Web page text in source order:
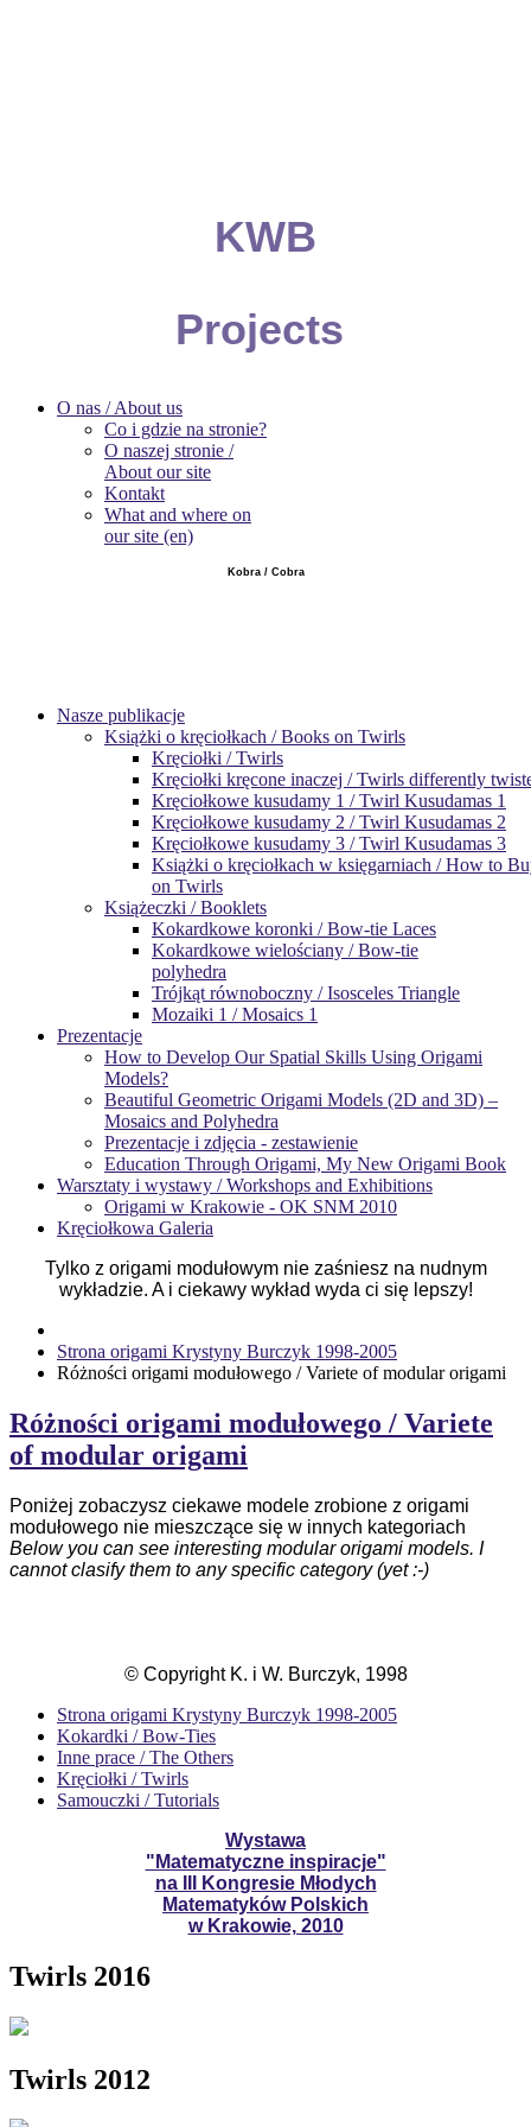
KWB
Projects
O nas / About us
Co i gdzie na stronie?
O naszej stronie /
About our site
Kontakt
What and where on
our site (en)
Kobra / Cobra
Nasze publikacje
Książki o kręciołkach / Books on Twirls
Kręciołki / Twirls
Kręciołki kręcone inaczej / Twirls differently
Kręciołkowe kusudamy 1 / Twirl Kusudamas 1
Kręciołkowe kusudamy 2 / Twirl Kusudamas 2
Kręciołkowe kusudamy 3 / Twirl Kusudamas 3
Książki o kręciołkach w księgarniach / How to
on Twirls
Książeczki / Booklets
Kokardkowe koronki / Bow-tie Laces
Kokardkowe wielościany / Bow-tie
polyhedra
Trójkąt równoboczny / Isosceles Triangle
Mozaiki 1 / Mosaics 1
Prezentacje
How to Develop Our Spatial Skills Using Origami
Models?
Beautiful Geometric Origami Models (2D and 3D) –
Mosaics and Polyhedra
Prezentacje i zdjęcia - zestawienie
Education Through Origami, My New Origami Book
Warsztaty i wystawy / Workshops and Exhibitions
Origami w Krakowie - OK SNM 2010
Kręciołkowa Galeria
Tylko z origami modułowym nie zaśniesz na nudnym
wykładzie. A i ciekawy wykład wyda ci się lepszy!
Strona origami Krystyny Burczyk 1998-2005
Różności origami modułowego / Variete of modular origami
Różności origami modułowego / Variete
of modular origami
Poniżej zobaczysz ciekawe modele zrobione z origami
modułowego nie mieszczące się w innych kategoriach
Below you can see interesting modular origami models. I
cannot clasify them to any specific category (yet :-)
© Copyright K. i W. Burczyk, 1998
Strona origami Krystyny Burczyk 1998-2005
Kokardki / Bow-Ties
Inne prace / The Others
Kręciołki / Twirls
Samouczki / Tutorials
Wystawa
"Matematyczne inspiracje"
na III Kongresie Młodych
Matematyków Polskich
w Krakowie, 2010
Twirls 2016
Twirls 2012